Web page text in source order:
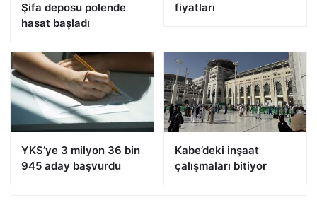
Şifa deposu polende
hasat başladı
fiyatları
YKS’ye 3 milyon 36 bin
945 aday başvurdu
Kabe’deki inşaat
çalışmaları bitiyor